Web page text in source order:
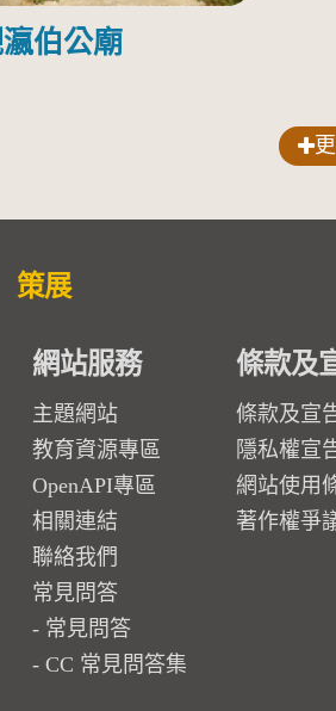
瀛伯公廟
策展
網站服務
主題網站
教育資源專區
OpenAPI專區
相關連結
聯絡我們
常見問答
常見問答
CC 常見問答集
條款及
條款及宣
隱私權宣
網站使用
著作權爭